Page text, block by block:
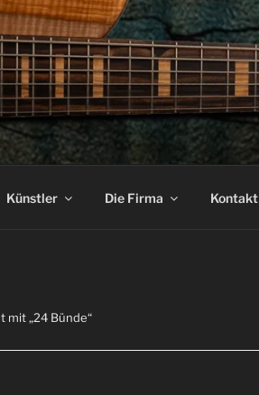
Künstler Die Firma Kontakt
mit „24 Bünde“